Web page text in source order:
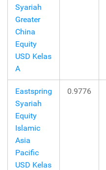
Syariah
Greater
China
Equity
USD Kelas
A
Eastspring
Syariah
Equity
Islamic
Asia
Pacific
USD Kelas
0.9776